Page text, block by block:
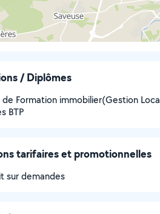
/ Diplômes
Formation immobilier(Gestion
BTP
tarifaires et promotionnelles
sur demandes